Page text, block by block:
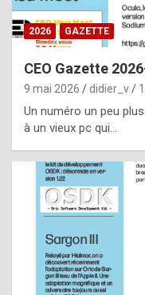
2026 GAZETTE
CEO Gazette
9 mai 2026 didier_v
Un numéro un peu
à un vieux pc qui…